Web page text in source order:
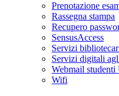
Prenotazione
Rassegna stampa
Recupero
SensusAccess
Servizi
Servizi digitali
Webmail
Wifi